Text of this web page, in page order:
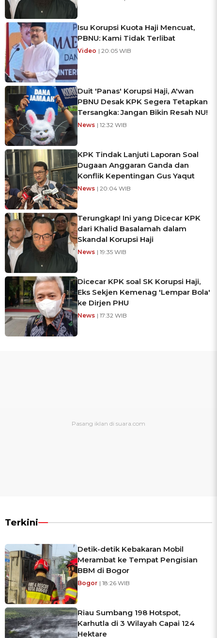
Isu Korupsi Kuota Haji Mencuat,
PBNU: Kami Tidak Terlibat
Video | 20:05 WIB
Duit 'Panas' Korupsi Haji, A'wan
PBNU Desak KPK Segera Tetapkan
Tersangka: Jangan Bikin Resah NU!
News | 12:32 WIB
KPK Tindak Lanjuti Laporan Soal
Dugaan Anggaran Ganda dan
Konflik Kepentingan Gus Yaqut
News | 20:04 WIB
Terungkap! Ini yang Dicecar KPK
dari Khalid Basalamah dalam
Skandal Korupsi Haji
News | 19:35 WIB
Dicecar KPK soal SK Korupsi Haji,
Eks Sekjen Kemenag 'Lempar Bola'
ke Dirjen PHU
News | 17:32 WIB
Terkini
Detik-detik Kebakaran Mobil
Merambat ke Tempat Pengisian
BBM di Bogor
Bogor | 18:26 WIB
Riau Sumbang 198 Hotspot,
Karhutla di 3 Wilayah Capai 124
Hektare